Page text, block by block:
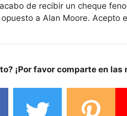
de recibir un cheque
opuesto a Alan Moore. Acepto
¡Por favor comparte en las